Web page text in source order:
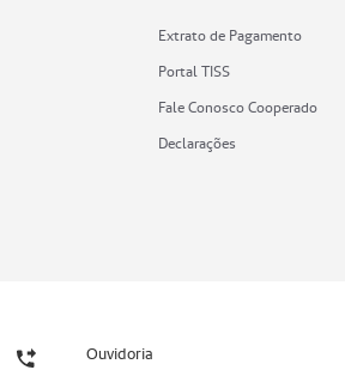
Extrato de Pagamento
Portal TISS
Fale Conosco Cooperado
Declarações
Ouvidoria